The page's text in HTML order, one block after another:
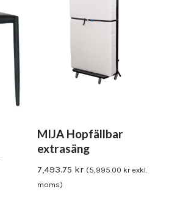
MIJA Hopfällbar
extrasäng
7,493.75 kr (5,995.00 krexkl.
moms)